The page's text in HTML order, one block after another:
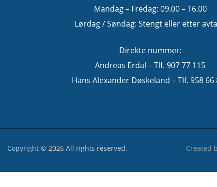
Mandag – Fredag: 09.00 – 16.00
Lørdag / Søndag: Stengt eller etter
Direkte nummer:
Andreas Erdal – Tlf. 907 77 115
Hans Alexander Døskeland – Tlf. 958 66
Copyright © 2026 All rights reserved. Created